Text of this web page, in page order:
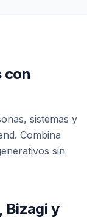
con
sistemas y
Combina
sin
Bizagi y